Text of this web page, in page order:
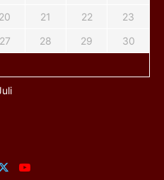
20 21 22
23
27 28 29
30